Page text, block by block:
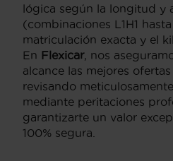
lógica según la longitud y
(combinaciones L1H1
matriculación exacta y el
En Flexicar, nos
alcance las mejores
revisando
mediante peritaciones
garantizarte un valor
100% segura.